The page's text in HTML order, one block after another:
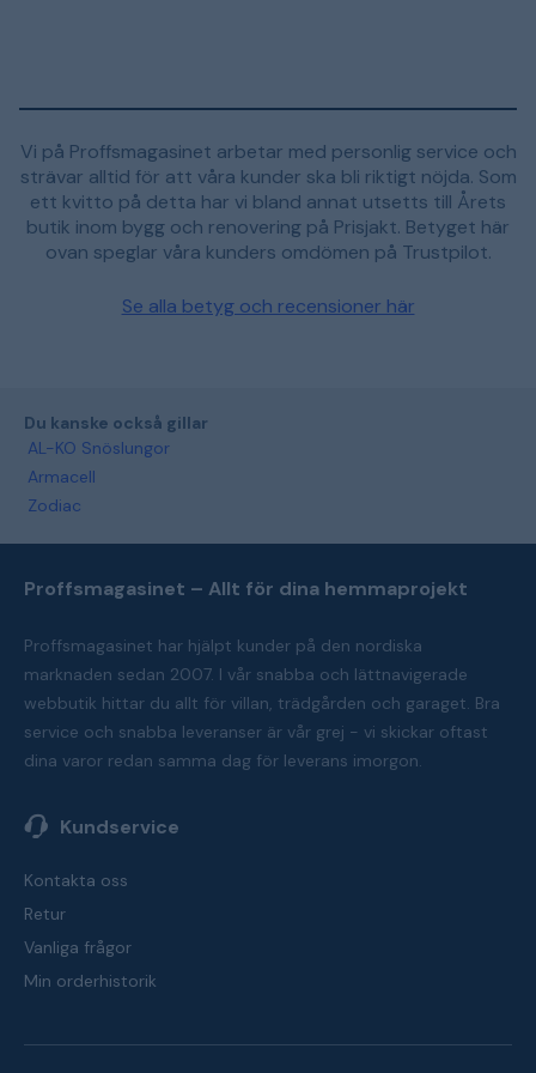
Vi på Proffsmagasinet arbetar med personlig service och
strävar alltid för att våra kunder ska bli riktigt nöjda. Som
ett kvitto på detta har vi bland annat utsetts till Årets
butik inom bygg och renovering på Prisjakt. Betyget här
ovan speglar våra kunders omdömen på Trustpilot.
Se alla betyg och recensioner här
Du kanske också gillar
AL-KO Snöslungor
Armacell
Zodiac
Proffsmagasinet – Allt för dina hemmaprojekt
Proffsmagasinet har hjälpt kunder på den nordiska
marknaden sedan 2007. I vår snabba och lättnavigerade
webbutik hittar du allt för villan, trädgården och garaget. Bra
service och snabba leveranser är vår grej - vi skickar oftast
dina varor redan samma dag för leverans imorgon.
Kundservice
Kontakta oss
Retur
Vanliga frågor
Min orderhistorik